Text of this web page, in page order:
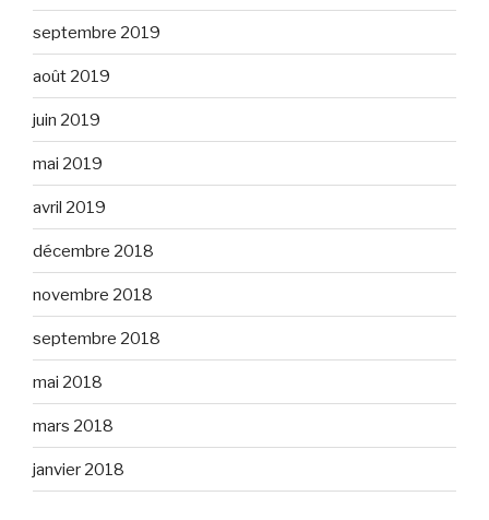
septembre 2019
août 2019
juin 2019
mai 2019
avril 2019
décembre 2018
novembre 2018
septembre 2018
mai 2018
mars 2018
janvier 2018